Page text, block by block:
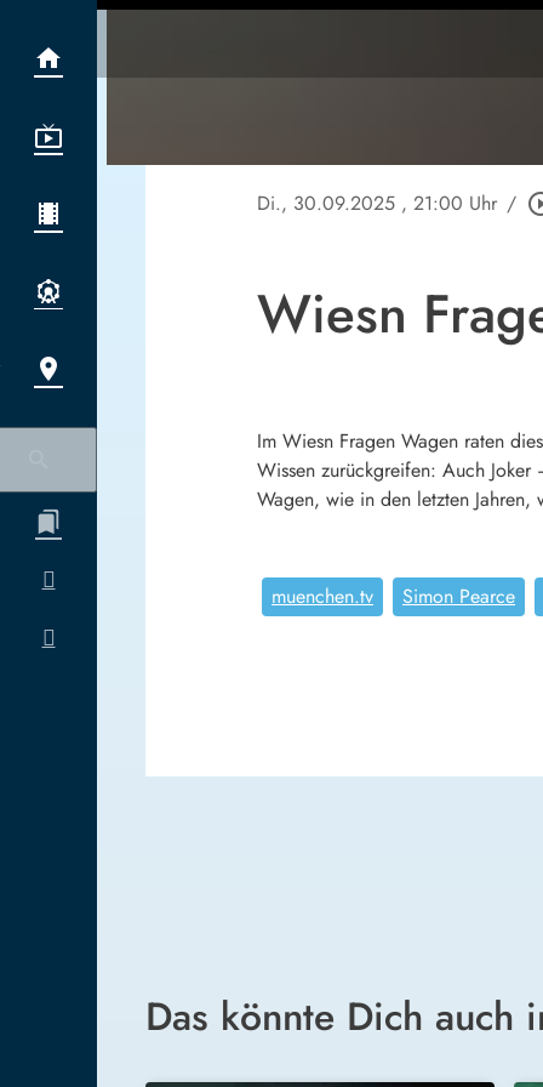
Di., 30.09.2025 , 21:00 Uhr /
Wiesn
Im Wiesn Fragen Wagen raten
Wissen zurückgreifen: Auch Joker
Wagen, wie in den letzten
muenchen.tv Simon Pearce
Das könnte Dich auch